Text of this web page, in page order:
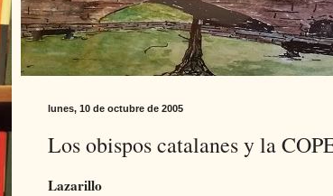
lunes, 10 de octubre de 2005
Los obispos catalanes y la
Lazarillo